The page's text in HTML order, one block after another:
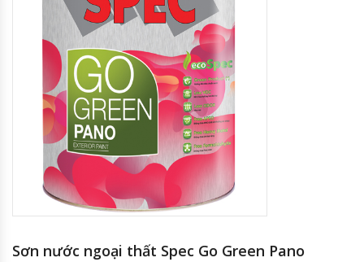
Sơn nước ngoại thất Spec Go Green Pano